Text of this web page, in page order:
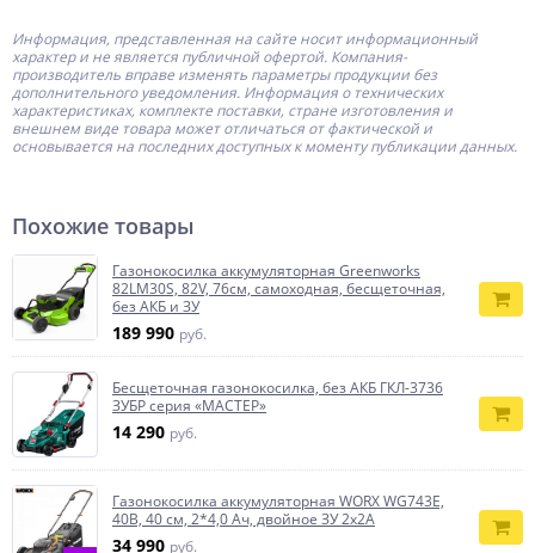
Информация, представленная на сайте носит информационный
характер и не является публичной офертой. Компания-
производитель вправе изменять параметры продукции без
дополнительного уведомления. Информация о технических
характеристиках, комплекте поставки, стране изготовления и
внешнем виде товара может отличаться от фактической и
основывается на последних доступных к моменту публикации данных.
Похожие товары
Газонокосилка аккумуляторная Greenworks
82LM30S, 82V, 76см, самоходная, бесщеточная,
без АКБ и ЗУ
189 990 руб.
Бесщеточная газонокосилка, без АКБ ГКЛ-3736
ЗУБР серия «МАСТЕР»
14 290 руб.
Газонокосилка аккумуляторная WORX WG743E,
40В, 40 см, 2*4,0 Ач, двойное ЗУ 2x2A
34 990 руб.